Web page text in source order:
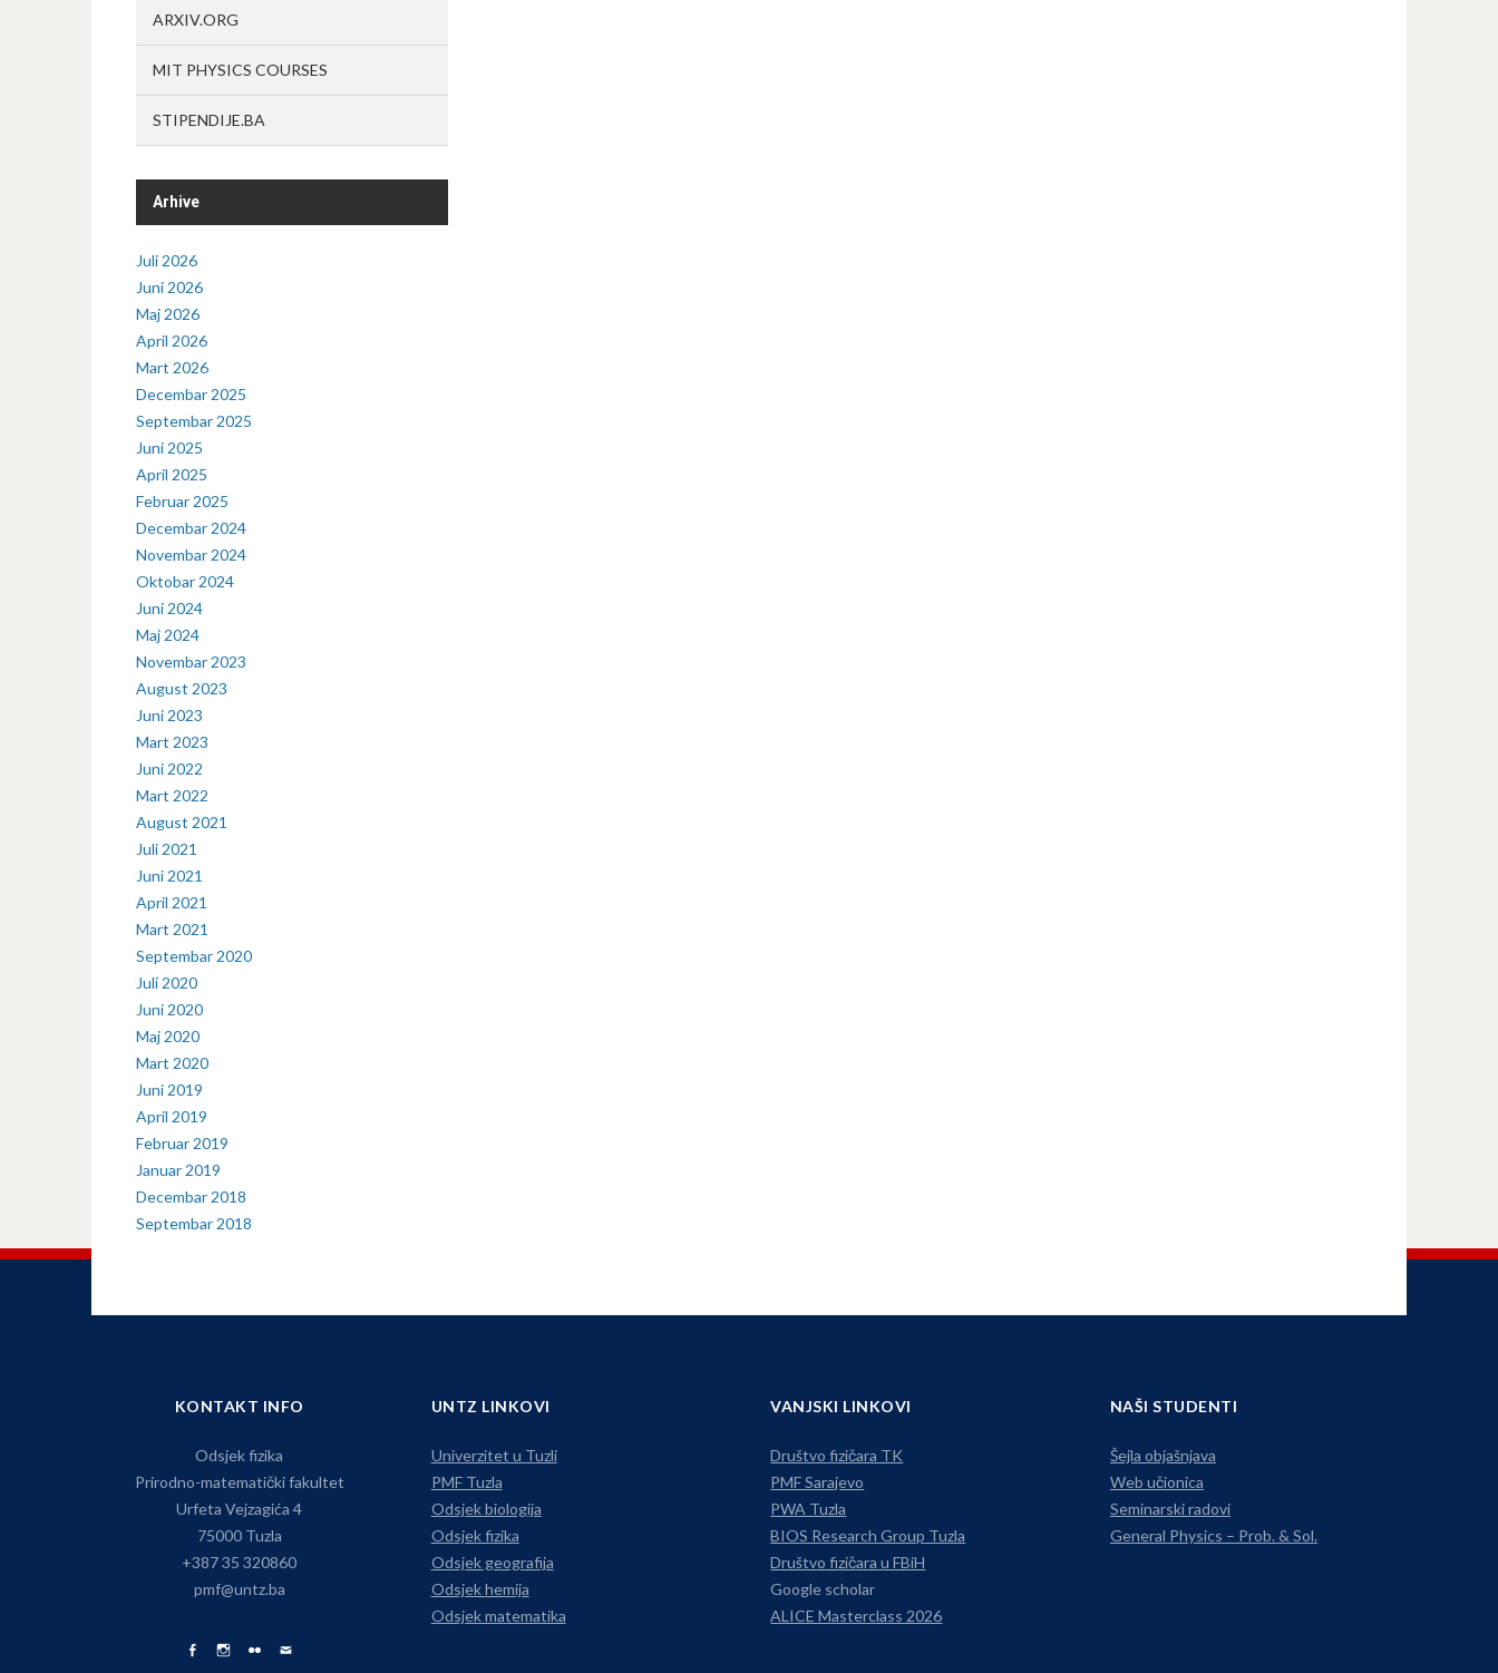
ARXIV.ORG
MIT PHYSICS COURSES
STIPENDIJE.BA
Arhive
Juli 2026
Juni 2026
Maj 2026
April 2026
Mart 2026
Decembar 2025
Septembar 2025
Juni 2025
April 2025
Februar 2025
Decembar 2024
Novembar 2024
Oktobar 2024
Juni 2024
Maj 2024
Novembar 2023
August 2023
Juni 2023
Mart 2023
Juni 2022
Mart 2022
August 2021
Juli 2021
Juni 2021
April 2021
Mart 2021
Septembar 2020
Juli 2020
Juni 2020
Maj 2020
Mart 2020
Juni 2019
April 2019
Februar 2019
Januar 2019
Decembar 2018
Septembar 2018
KONTAKT INFO
Odsjek fizika
Prirodno-matematički fakultet
Urfeta Vejzagića 4
75000 Tuzla
+387 35 320860
pmf@untz.ba
UNTZ LINKOVI
Univerzitet u Tuzli
PMF Tuzla
Odsjek biologija
Odsjek fizika
Odsjek geografija
Odsjek hemija
Odsjek matematika
VANJSKI LINKOVI
Društvo fizičara TK
PMF Sarajevo
PWA Tuzla
BIOS Research Group Tuzla
Društvo fizičara u FBiH
Google scholar
ALICE Masterclass 2026
NAŠI STUDENTI
Šejla objašnjava
Web učionica
Seminarski radovi
General Physics – Prob. & Sol.